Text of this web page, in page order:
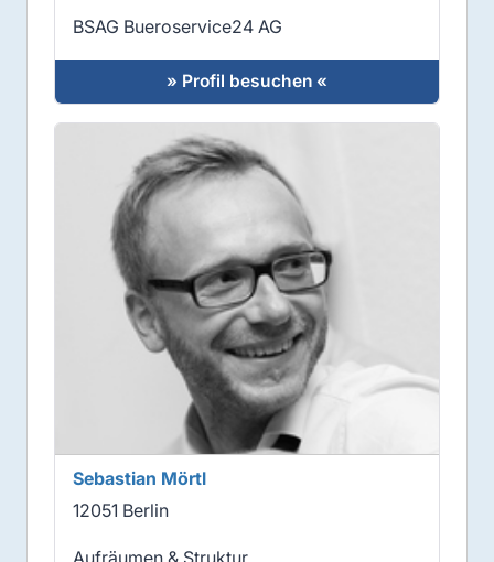
BSAG Bueroservice24 AG
» Profil besuchen «
Sebastian Mörtl
12051 Berlin
Aufräumen & Struktur